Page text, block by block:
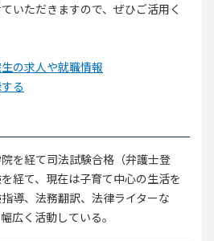
いただきますので、ぜひご活用く
の求人や就職情報
る
を経て司法試験合格（弁護士登
経て、現在は子育て中心の生活を
導、法務翻訳、法律ライターな
広く活動している。